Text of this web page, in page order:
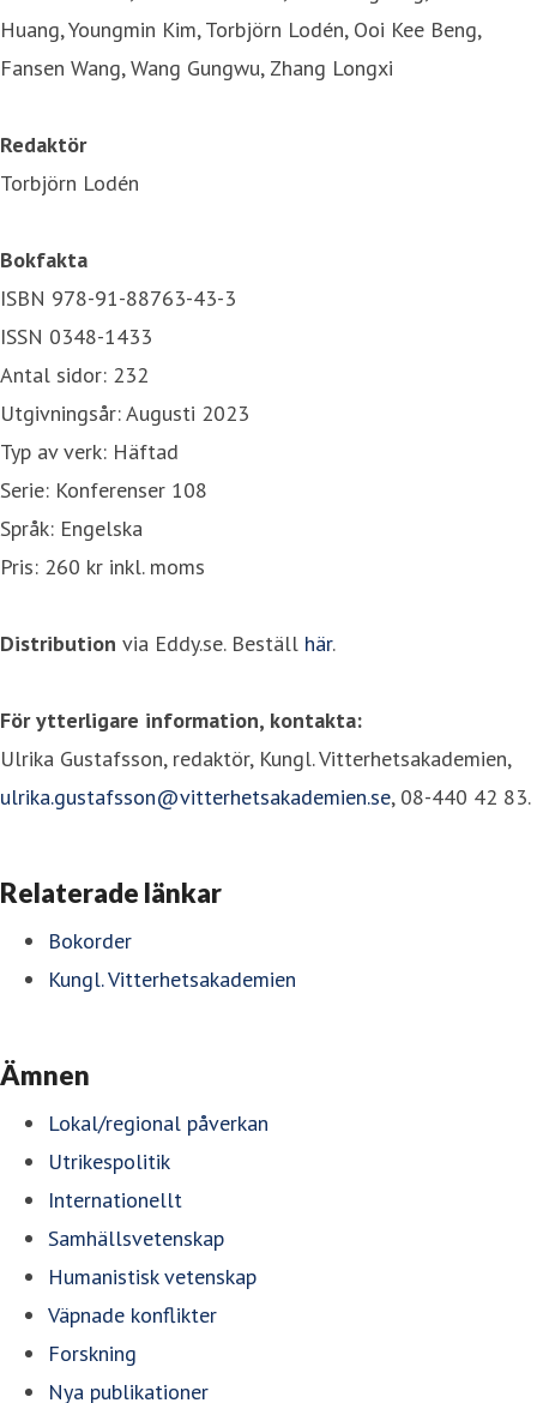
Huang, Youngmin Kim, Torbjörn Lodén, Ooi Kee Beng,
Fansen Wang, Wang Gungwu, Zhang Longxi
Redaktör
Torbjörn Lodén
Bokfakta
ISBN 978-91-88763-43-3
ISSN 0348-1433
Antal sidor: 232
Utgivningsår: Augusti 2023
Typ av verk: Häftad
Serie: Konferenser 108
Språk: Engelska
Pris: 260 kr inkl. moms
Distribution via Eddy.se. Beställ här.
För ytterligare information, kontakta:
Ulrika Gustafsson, redaktör, Kungl. Vitterhetsakademien,
ulrika.gustafsson@vitterhetsakademien.se, 08-440 42 83.
Relaterade länkar
Bokorder
Kungl. Vitterhetsakademien
Ämnen
Lokal/regional påverkan
Utrikespolitik
Internationellt
Samhällsvetenskap
Humanistisk vetenskap
Väpnade konflikter
Forskning
Nya publikationer